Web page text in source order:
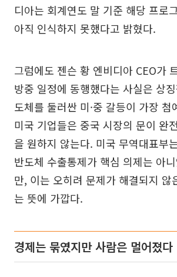
디아는 회계연도 말 기준 해당 프로
아직 인식하지 못했다고 밝혔다.
그럼에도 젠슨 황 엔비디아 CEO가
방중 일정에 동행했다는 사실은 상
도체를 둘러싼 미·중 갈등이 가장 첨
미국 기업들은 중국 시장의 문이 완
을 원하지 않는다. 미국 무역대표부
반도체 수출통제가 핵심 의제는 아
만, 이는 오히려 문제가 해결되지 않
는 뜻에 가깝다.
경제는 묶였지만 사람은 멀어졌다